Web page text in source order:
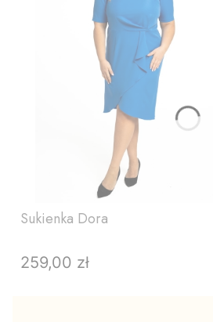
46 48
Sukienka Dora
Cena
259,00 zł